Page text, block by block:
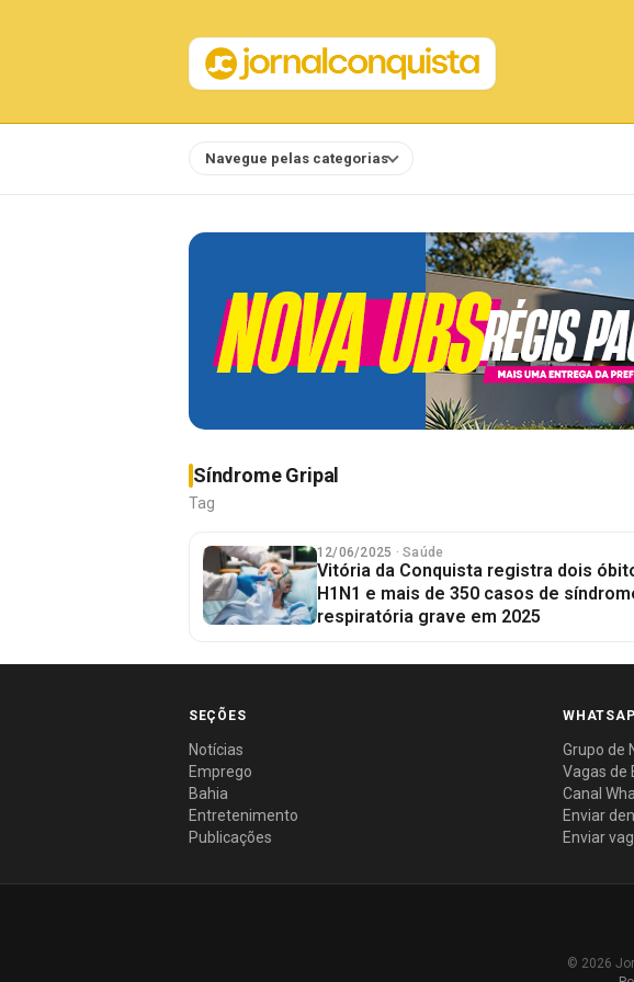
Navegue pelas categorias
Síndrome Gripal
Tag
12/06/2025 · Saúde
Vitória da Conquista registra dois
H1N1 e mais de 350 casos de
respiratória grave em 2025
SEÇÕES
Notícias
Emprego
Bahia
Entretenimento
Publicações
Grupo de
Vagas de
Canal
Enviar
Enviar
© 2026